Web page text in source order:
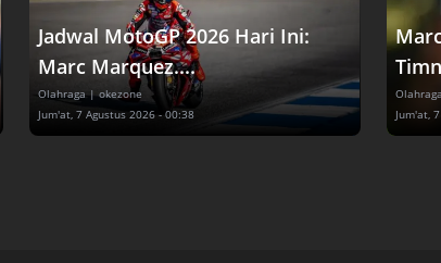
Jadwal MotoGP 2026 Hari Ini:
Marc Marquez....
Olahraga | okezone
Jum'at, 7 Agustus 2026 - 00:38
Olahraga
Jum'at,